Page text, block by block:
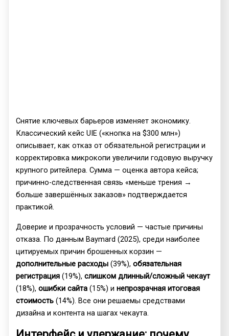
Снятие ключевых барьеров изменяет экономику.
Классический кейс UIE («кнопка на $300 млн»)
описывает, как отказ от обязательной регистрации и
корректировка микрокопи увеличили годовую выручку
крупного ритейлера. Сумма — оценка автора кейса;
причинно-следственная связь «меньше трения →
больше завершённых заказов» подтверждается
практикой.
Доверие и прозрачность условий — частые причины
отказа. По данным Baymard (2025), среди наиболее
цитируемых причин брошенных корзин —
дополнительные расходы (39%),обязательная
регистрация (19%),слишком длинный/сложный чекаут
(18%),ошибки сайта (15%) инепрозрачная итоговая
стоимость (14%). Все они решаемы средствами
дизайна и контента на шагах чекаута.